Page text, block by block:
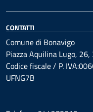
CONTATTI
Comune di Bonavigo
Piazza Aquilina Lugo,
Codice fiscale / P.
UFNG7B